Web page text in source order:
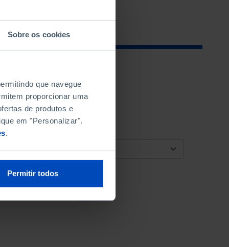
Sobre os cookies
que navegue
proporcionar uma
de produtos e
em "Personalizar".
.
Permitir todos
ORDENAR POR